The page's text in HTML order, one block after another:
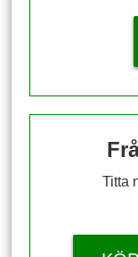
Titta